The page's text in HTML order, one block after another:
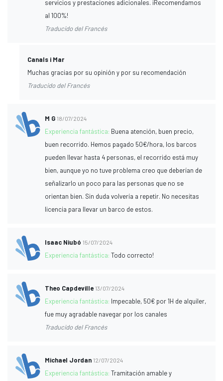
servicios y prestaciones adicionales. ¡Recomendamos
al 100%!
Traducido del Francés
Canals i Mar
Muchas gracias por su opinión y por su recomendación
Traducido del Francés
M G 18/07/2024
Experiencia fantástica: Buena atención, buen precio,
buen recorrido. Hemos pagado 50€/hora, los barcos
pueden llevar hasta 4 personas, el recorrido está muy
bien, aunque yo no tuve problema creo que deberían de
señalizarlo un poco para las personas que no se
orientan bien. Sin duda volvería a repetir. No necesitas
licencia para llevar un barco de estos.
Isaac Niubó 15/07/2024
Experiencia fantástica:Todo correcto!
Theo Capdeville 13/07/2024
Experiencia fantástica: Impecable, 50€ por 1H de alquiler,
fue muy agradable navegar por los canales
Traducido del Francés
Michael Jordan 12/07/2024
Experiencia fantástica:Tramitación amable y